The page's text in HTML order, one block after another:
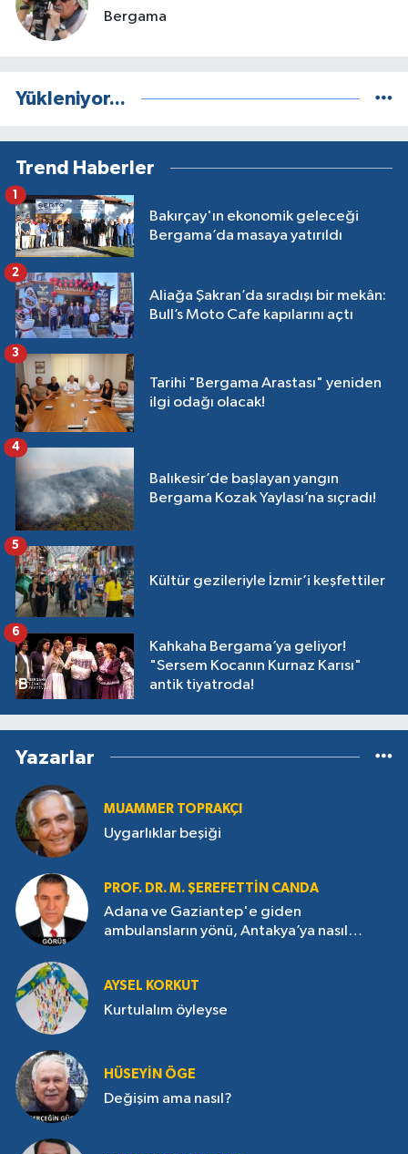
Bergama
Yükleniyor...
Trend Haberler
Bakırçay'ın ekonomik geleceği
Bergama’da masaya yatırıldı
1
Aliağa Şakran’da sıradışı bir mekân:
Bull’s Moto Cafe kapılarını açtı
2
Tarihi "Bergama Arastası" yeniden
ilgi odağı olacak!
3
Balıkesir’de başlayan yangın
Bergama Kozak Yaylası’na sıçradı!
4
Kültür gezileriyle İzmir’i keşfettiler
5
Kahkaha Bergama’ya geliyor!
"Sersem Kocanın Kurnaz Karısı"
antik tiyatroda!
6
Yazarlar
MUAMMER TOPRAKÇI
Uygarlıklar beşiği
PROF. DR. M. ŞEREFETTIN CANDA
Adana ve Gaziantep'e giden
ambulansların yönü, Antakya’ya nasıl
AYSEL KORKUT
Kurtulalım öyleyse
HÜSEYIN ÖGE
Değişim ama nasıl?